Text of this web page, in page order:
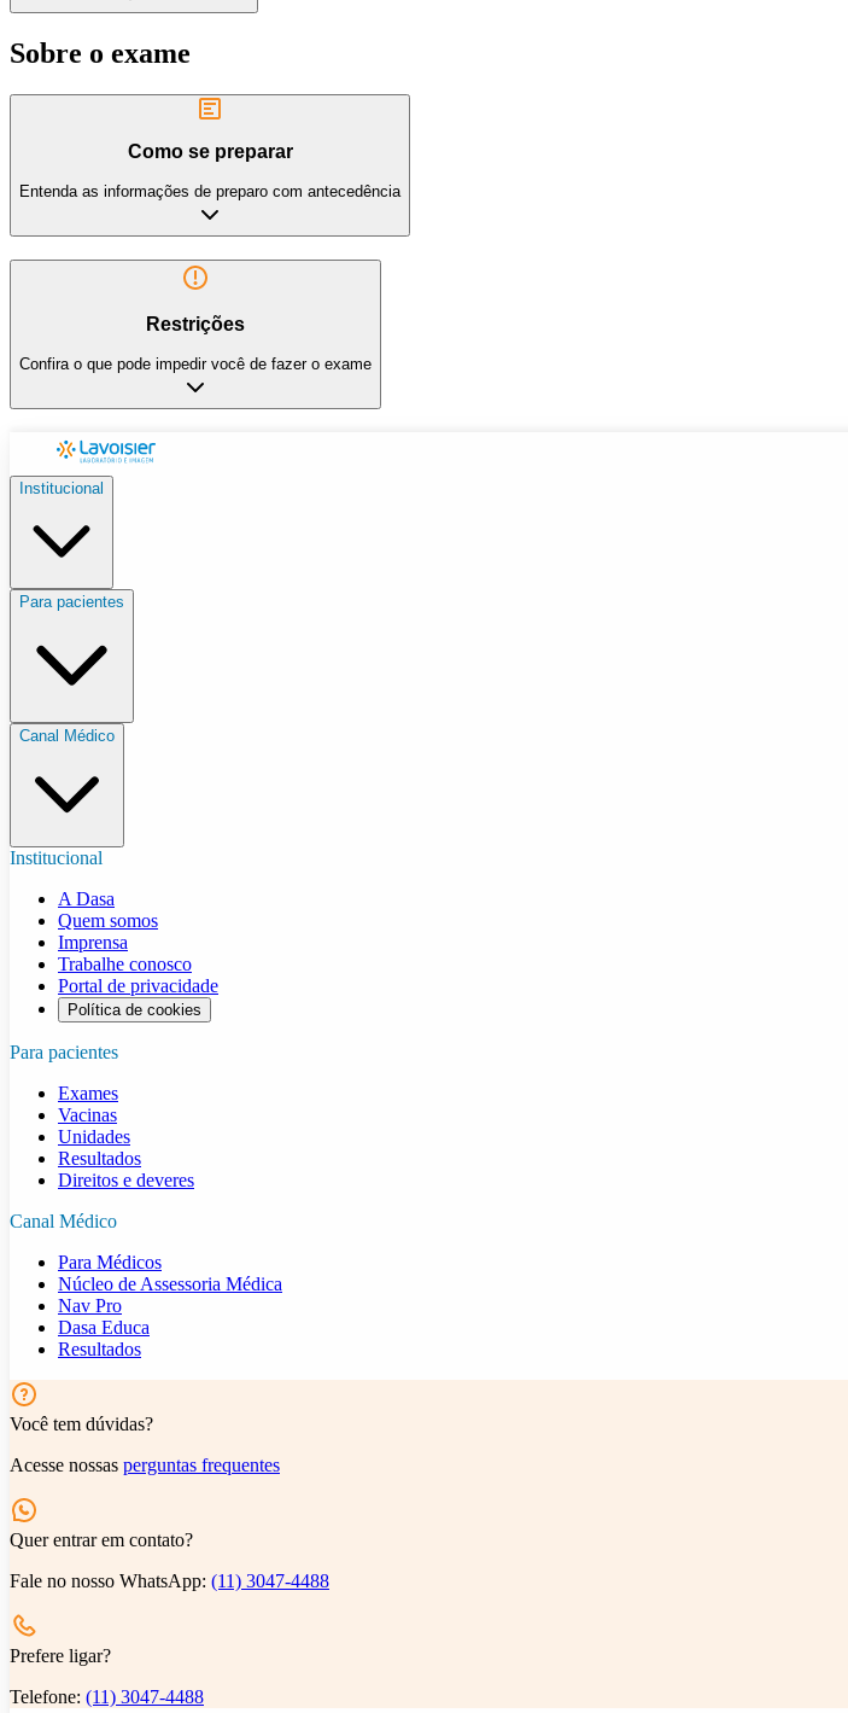
Sobre o exame
Como se preparar
Entenda as informações de preparo com antecedência
Restrições
Confira o que pode impedir você de fazer o exame
Institucional
Para pacientes
Canal Médico
Institucional
A Dasa
Quem somos
Imprensa
Trabalhe conosco
Portal de privacidade
Política de cookies
Para pacientes
Exames
Vacinas
Unidades
Resultados
Direitos e deveres
Canal Médico
Para Médicos
Núcleo de Assessoria Médica
Nav Pro
Dasa Educa
Resultados
Você tem dúvidas?
Acesse nossas perguntas frequentes
Quer entrar em contato?
Fale no nosso WhatsApp: (11) 3047-4488
Prefere ligar?
Telefone: (11) 3047-4488